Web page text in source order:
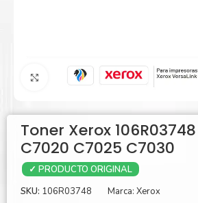
Agrandar
Toner Xerox
C7020 C7025 C7030
✓ PRODUCTO ORIGINAL
SKU: 106R03748 Marca: Xerox